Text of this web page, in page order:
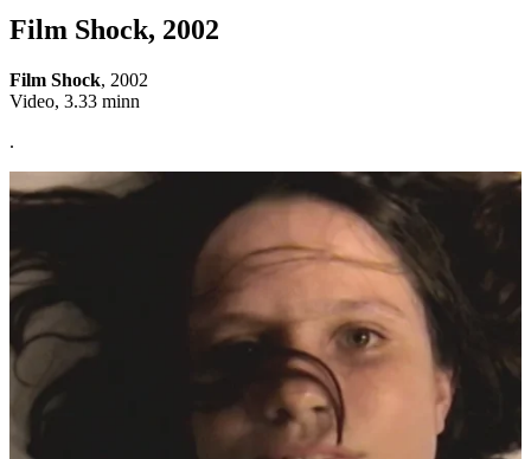
Film Shock, 2002
Film Shock, 2002
Video, 3.33 minn
.